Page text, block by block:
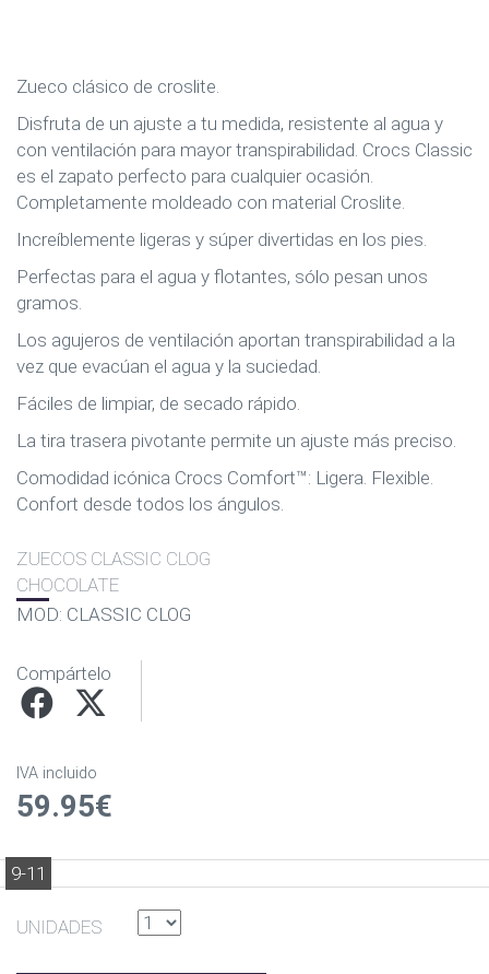
Zueco clásico de croslite.
Disfruta de un ajuste a tu medida, resistente al agua y
con ventilación para mayor transpirabilidad. Crocs Classic
es el zapato perfecto para cualquier ocasión.
Completamente moldeado con material Croslite.
Increíblemente ligeras y súper divertidas en los pies.
Perfectas para el agua y flotantes, sólo pesan unos
gramos.
Los agujeros de ventilación aportan transpirabilidad a la
vez que evacúan el agua y la suciedad.
Fáciles de limpiar, de secado rápido.
La tira trasera pivotante permite un ajuste más preciso.
Comodidad icónica Crocs Comfort™: Ligera. Flexible.
Confort desde todos los ángulos.
ZUECOS CLASSIC CLOG
CHOCOLATE
MOD: CLASSIC CLOG
Compártelo
IVA incluido
59.95€
9-11
UNIDADES